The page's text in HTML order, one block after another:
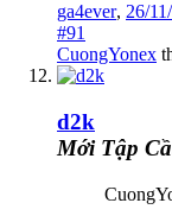
ga4ever, 26/
#91
CuongYonex
d2k
Mới Tập